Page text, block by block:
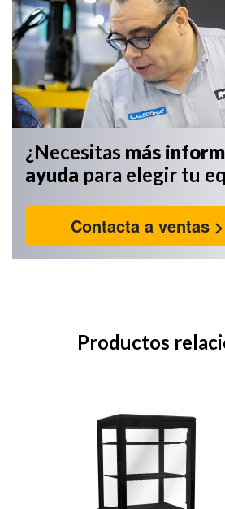
¿Necesitas más
ayuda para elegir tu
Contacta a ventas >
Productos